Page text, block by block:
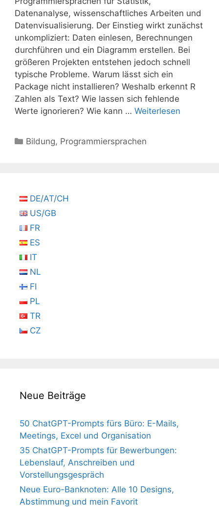
Datenanalyse, wissenschaftliches Arbeiten und
Datenvisualisierung. Der Einstieg wirkt zunächst
unkompliziert: Daten einlesen, Berechnungen
durchführen und ein Diagramm erstellen. Bei
größeren Projekten entstehen jedoch schnell
typische Probleme. Warum lässt sich ein
Package nicht installieren? Weshalb erkennt R
Zahlen als Text? Wie lassen sich fehlende
Werte ignorieren? Wie kann … Weiterlesen
Kategorien
Bildung, Programmiersprachen
DE/AT/CH
US/GB
FR
ES
IT
NL
FI
PL
TR
CZ
Neue Beiträge
50 ChatGPT-Prompts fürs Büro: E-Mails,
Meetings, Excel und Organisation
35 ChatGPT-Prompts für Bewerbungen:
Lebenslauf, Anschreiben und
Vorstellungsgespräch
Neue Euro-Banknoten: Alle 10 Designs,
Abstimmung und mein Favorit